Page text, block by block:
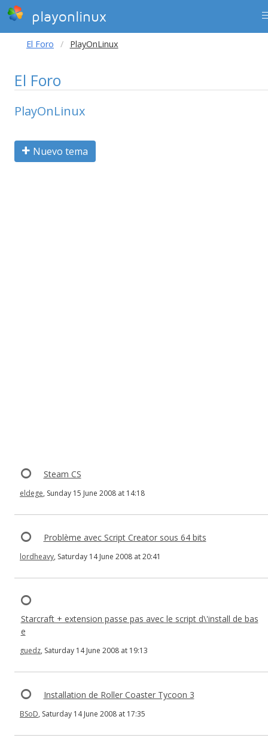
playonlinux
El Foro PlayOnLinux
El Foro
PlayOnLinux
Nuevo tema
Steam CS
eldege, Sunday 15 June 2008 at 14:18
Problème avec Script Creator sous 64 bits
lordheavy, Saturday 14 June 2008 at 20:41
Starcraft + extension passe pas avec le script d\'install de bas
e
guedz, Saturday 14 June 2008 at 19:13
Installation de Roller Coaster Tycoon 3
BSoD, Saturday 14 June 2008 at 17:35